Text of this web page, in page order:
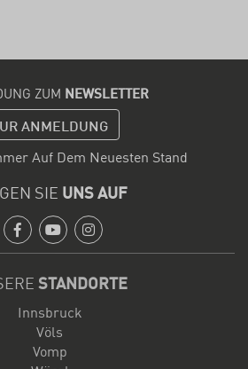
ZUM NEWSLETTER
ANMELDUNG
Auf Dem Neuesten Stand
SIE UNS AUF
FacebookYoutubeInstagram
STANDORTE
Innsbruck
Völs
Vomp